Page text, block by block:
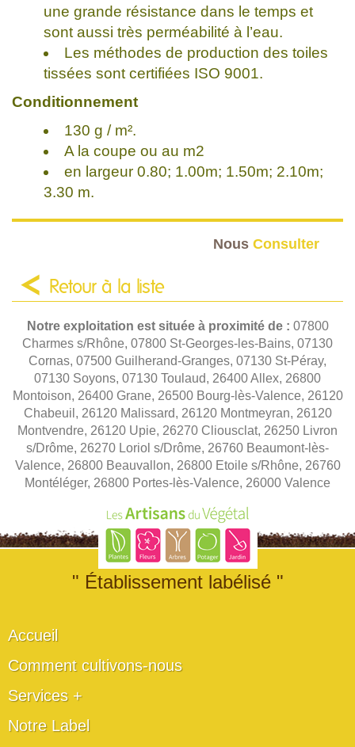
une grande résistance dans le temps et
sont aussi très perméabilité à l’eau.
Les méthodes de production des toiles
tissées sont certifiées ISO 9001.
Conditionnement
130 g / m².
A la coupe ou au m2
en largeur 0.80; 1.00m; 1.50m; 2.10m;
3.30 m.
Nous Consulter
Retour à la liste
Notre exploitation est située à proximité de : 07800
Charmes s/Rhône, 07800 St-Georges-les-Bains, 07130
Cornas, 07500 Guilherand-Granges, 07130 St-Péray,
07130 Soyons, 07130 Toulaud, 26400 Allex, 26800
Montoison, 26400 Grane, 26500 Bourg-lès-Valence, 26120
Chabeuil, 26120 Malissard, 26120 Montmeyran, 26120
Montvendre, 26120 Upie, 26270 Cliousclat, 26250 Livron
s/Drôme, 26270 Loriol s/Drôme, 26760 Beaumont-lès-
Valence, 26800 Beauvallon, 26800 Etoile s/Rhône, 26760
Montéléger, 26800 Portes-lès-Valence, 26000 Valence
" Établissement labélisé "
Accueil
Comment cultivons-nous
Services +
Notre Label